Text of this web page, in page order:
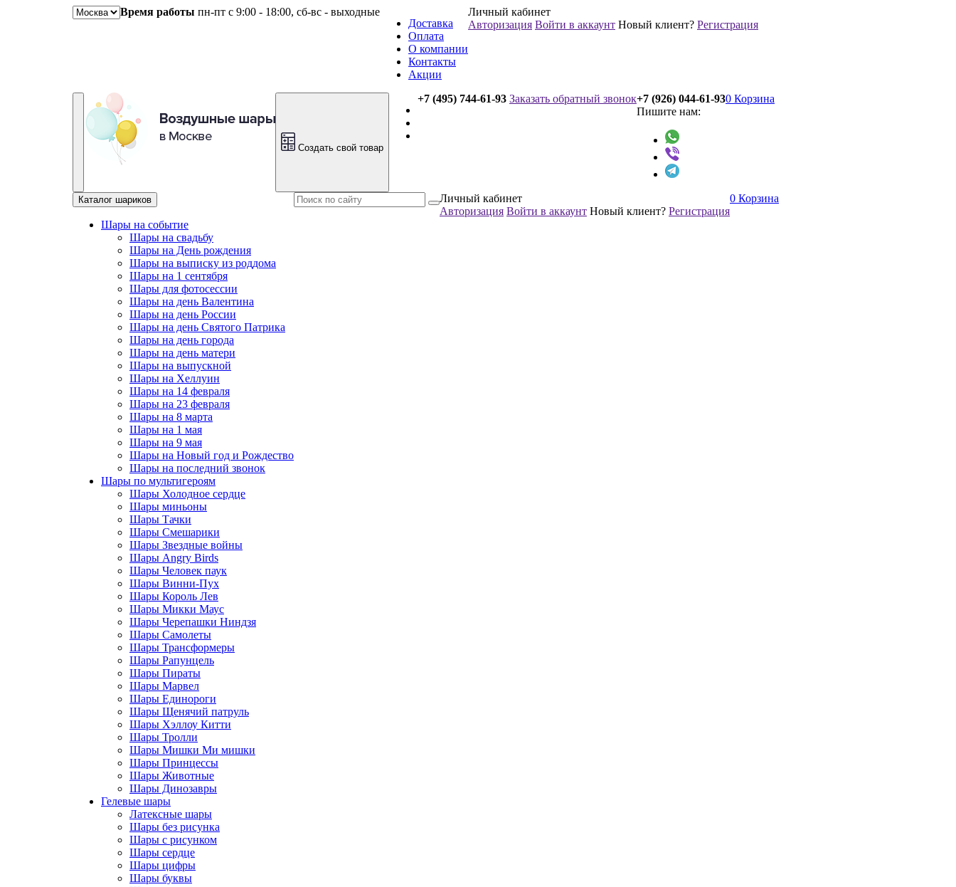
Время работы пн-пт с 9:00 - 18:00, сб-вс - выходные
Доставка
Оплата
О компании
Контакты
Акции
Личный кабинет
Авторизация Войти в аккаунт Новый клиент? Регистрация
Создать свой товар
+7 (495) 744-61-93 Заказать обратный звонок+7 (926) 044-61-93
Пишите нам:
0 Корзина
Каталог шариков
Шары на событие
Шары на свадьбу
Шары на День рождения
Шары на выписку из роддома
Шары на 1 сентября
Шары для фотосессии
Шары на день Валентина
Шары на день России
Шары на день Святого Патрика
Шары на день города
Шары на день матери
Шары на выпускной
Шары на Хеллуин
Шары на 14 февраля
Шары на 23 февраля
Шары на 8 марта
Шары на 1 мая
Шары на 9 мая
Шары на Новый год и Рождество
Шары на последний звонок
Шары по мультигероям
Шары Холодное сердце
Шары миньоны
Шары Тачки
Шары Смешарики
Шары Звездные войны
Шары Angry Birds
Шары Человек паук
Шары Винни-Пух
Шары Король Лев
Шары Микки Маус
Шары Черепашки Ниндзя
Шары Самолеты
Шары Трансформеры
Шары Рапунцель
Шары Пираты
Шары Марвел
Шары Единороги
Шары Щенячий патруль
Шары Хэллоу Китти
Шары Тролли
Шары Мишки Ми мишки
Шары Принцессы
Шары Животные
Шары Динозавры
Гелевые шары
Латексные шары
Шары без рисунка
Шары с рисунком
Шары сердце
Шары цифры
Шары буквы
Личный кабинет
Авторизация Войти в аккаунт Новый клиент? Регистрация
0 Корзина